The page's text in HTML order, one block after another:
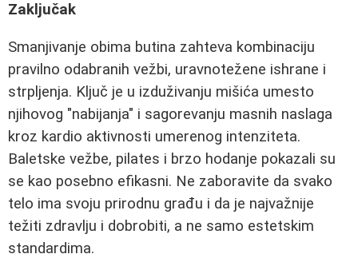
Zaključak
Smanjivanje obima butina zahteva kombinaciju
pravilno odabranih vežbi, uravnotežene ishrane i
strpljenja. Ključ je u izduživanju mišića umesto
njihovog "nabijanja" i sagorevanju masnih naslaga
kroz kardio aktivnosti umerenog intenziteta.
Baletske vežbe, pilates i brzo hodanje pokazali su
se kao posebno efikasni. Ne zaboravite da svako
telo ima svoju prirodnu građu i da je najvažnije
težiti zdravlju i dobrobiti, a ne samo estetskim
standardima.